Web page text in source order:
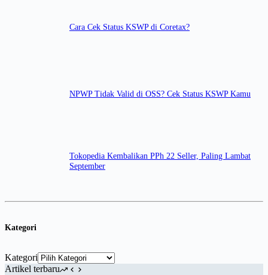
Cara Cek Status KSWP di Coretax?
NPWP Tidak Valid di OSS? Cek Status KSWP Kamu
Tokopedia Kembalikan PPh 22 Seller, Paling Lambat
September
Kategori
Kategori
Artikel terbaru